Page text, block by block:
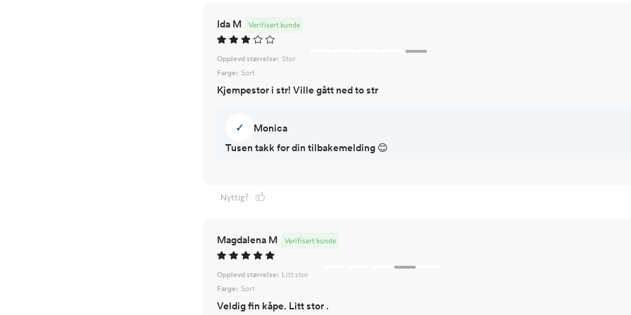
Ida M Verifisert kunde
Opplevd størrelse: Stor
Farge: Sort
Kjempestor i str! Ville gått ned to str
✓
Monica
Tusen takk for din tilbakemelding 😊
Nyttig?
Magdalena M Verifisert kunde
Opplevd størrelse: Litt stor
Farge: Sort
Veldig fin kåpe. Litt stor .